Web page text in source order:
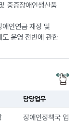
중증장애인생산품
인연금 재정 및
운영 전반에 관한
담당업무
장애인정책국 업